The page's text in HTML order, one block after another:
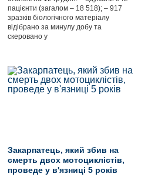
пацієнти (загалом – 18 518); – 917
зразків біологічного матеріалу
відібрано за минулу добу та
скеровано у
Закарпатець, який збив на
смерть двох мотоциклістів,
проведе у в'язниці 5 років